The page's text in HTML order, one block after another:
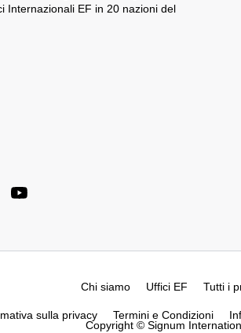
Internazionali EF in 20 nazioni del
Chi siamo Uffici EF Tutti i
sulla privacy Termini e Condizioni
Copyright © Signum